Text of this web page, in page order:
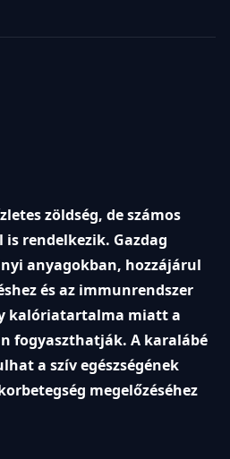
zöldség, de számos
is rendelkezik. Gazdag
anyagokban, hozzájárul
és az immunrendszer
kalóriatartalma miatt a
fogyaszthatják. A karalábé
a szív egészségének
megelőzéséhez